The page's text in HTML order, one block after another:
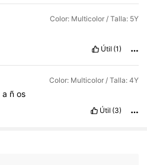
Color: Multicolor / Talla: 5Y
Útil (1)
Color: Multicolor / Talla: 4Y
a ñ os
Útil (3)